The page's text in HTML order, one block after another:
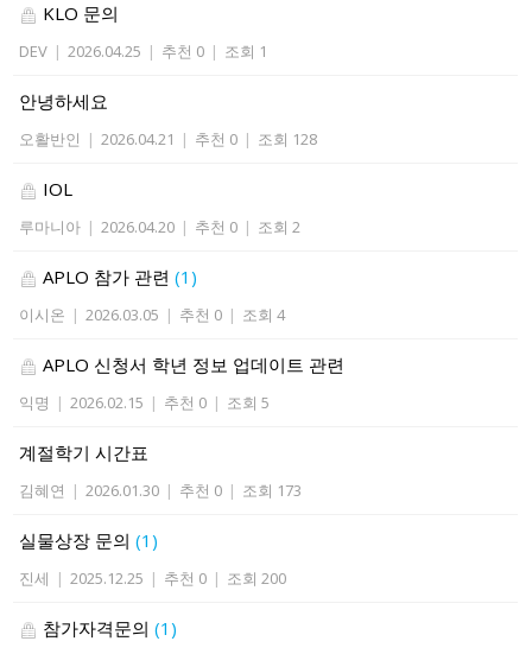
KLO 문의
DEV | 2026.04.25 | 추천 0 | 조회 1
안녕하세요
오활반인 | 2026.04.21 | 추천 0 | 조회 128
IOL
루마니아 | 2026.04.20 | 추천 0 | 조회 2
APLO 참가 관련(1)
이시온 | 2026.03.05 | 추천 0 | 조회 4
APLO 신청서 학년 정보 업데이트 관련
익명 | 2026.02.15 | 추천 0 | 조회 5
계절학기 시간표
김혜연 | 2026.01.30 | 추천 0 | 조회 173
실물상장 문의(1)
진세 | 2025.12.25 | 추천 0 | 조회 200
참가자격문의(1)